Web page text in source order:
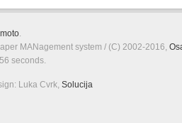
.
MANagement system / (C) 2002-2016,
seconds.
Luka Cvrk, Solucija